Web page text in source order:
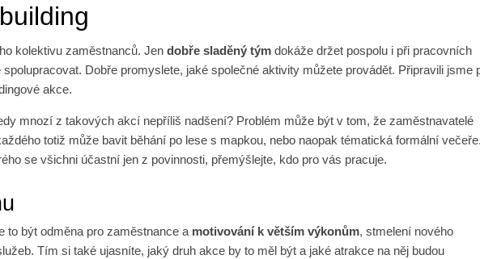
kolektivu zaměstnanců. Jen dobře sladěný tým dokáže držet pospolu i při pracovních
Dobře promyslete, jaké společné aktivity můžete provádět. Připravili jsme
akce.
mnozí z takových akcí nepříliš nadšení? Problém může být v tom, že zaměstnavatelé
totiž může bavit běhání po lese s mapkou, nebo naopak tématická formální večeře.
se všichni účastní jen z povinnosti, přemýšlejte, kdo pro vás pracuje.
to být odměna pro zaměstnance a motivování k větším výkonům, stmelení nového
Tím si také ujasníte, jaký druh akce by to měl být a jaké atrakce na něj budou